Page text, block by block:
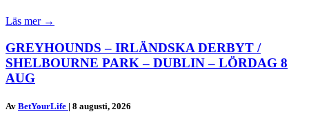
Läs mer →
GREYHOUNDS – IRLÄNDSKA DERBYT /
SHELBOURNE PARK – DUBLIN – LÖRDAG 8
AUG
Av BetYourLife | 8 augusti, 2026